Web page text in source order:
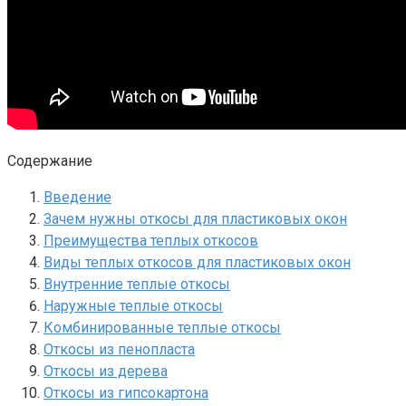
Содержание
Введение
Зачем нужны откосы для пластиковых окон
Преимущества теплых откосов
Виды теплых откосов для пластиковых окон
Внутренние теплые откосы
Наружные теплые откосы
Комбинированные теплые откосы
Откосы из пенопласта
Откосы из дерева
Откосы из гипсокартона